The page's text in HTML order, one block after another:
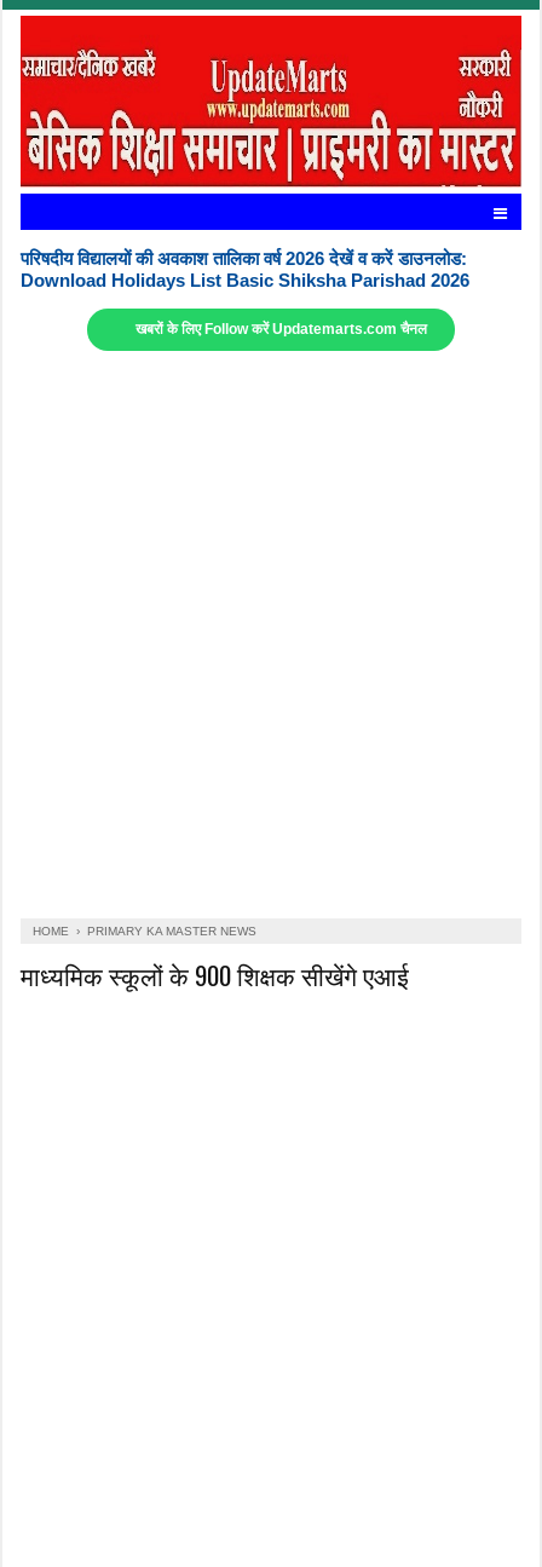
परिषदीय विद्यालयों की अवकाश तालिका वर्ष 2026 देखें व करें डाउनलोड:
Download Holidays List Basic Shiksha Parishad 2026
खबरों के लिए Follow करें Updatemarts.com चैनल
HOME › PRIMARY KA MASTER NEWS
माध्यमिक स्कूलों के 900 शिक्षक सीखेंगे एआई